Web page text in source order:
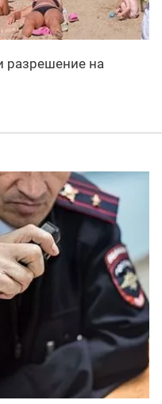
разрешение на